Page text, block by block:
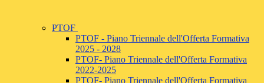
PTOF
PTOF - Piano Triennale dell'Offerta Formativa
2025 - 2028
PTOF- Piano Triennale dell'Offerta Formativa
2022-2025
PTOF- Piano Triennale dell'Offerta Formativa